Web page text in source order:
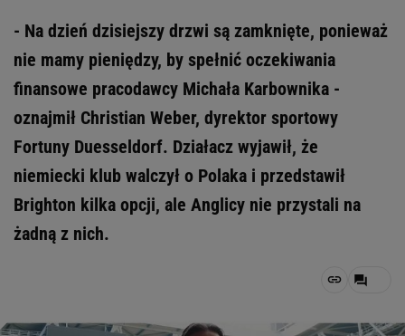
- Na dzień dzisiejszy drzwi są zamknięte, ponieważ
nie mamy pieniędzy, by spełnić oczekiwania
finansowe pracodawcy Michała Karbownika -
oznajmił Christian Weber, dyrektor sportowy
Fortuny Duesseldorf. Działacz wyjawił, że
niemiecki klub walczył o Polaka i przedstawił
Brighton kilka opcji, ale Anglicy nie przystali na
żadną z nich.